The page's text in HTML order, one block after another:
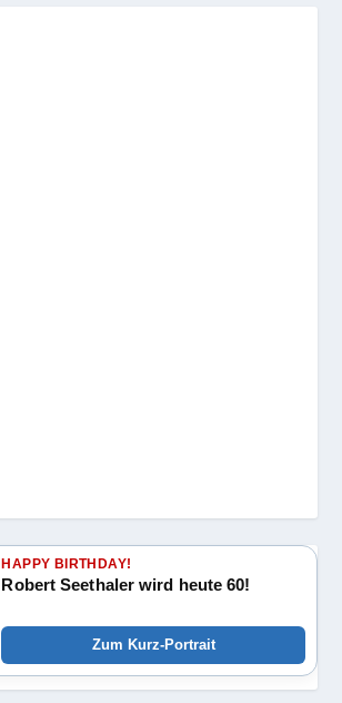
HAPPY BIRTHDAY!
Robert Seethaler wird heute 60!
Zum Kurz-Portrait